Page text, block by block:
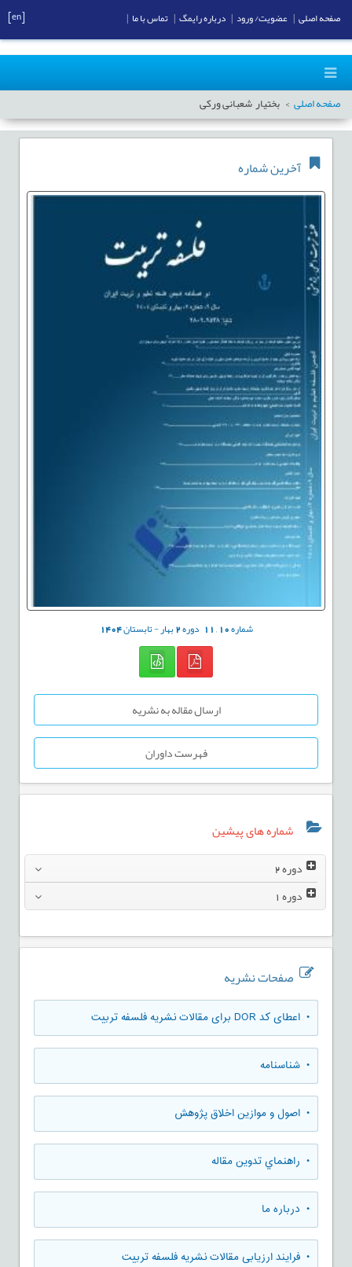
صفحه اصلی بختیار شعبانی ورکی
آخرین شماره
شماره10
,
11 دوره2بهار - تابستان1404
ارسال مقاله به نشریه
فهرست داوران
شماره های پیشین
دوره2
دوره1
صفحات نشریه
• اعطای کد DOR برای مقالات نشریه فلسفه تربیت
• شناسنامه
• اصول و موازین اخلاق پژوهش
• راهنماي تدوين مقاله
• درباره ما
• فرایند ارزیابی مقالات نشریه فلسفه تربیت
صفحه اصلی عضویت/ ورود درباره رایمگ تماس با ما